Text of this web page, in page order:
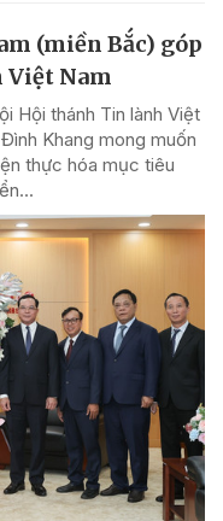
(miền Bắc) góp
Nam
Hội thánh Tin lành Việt
Khang mong muốn
thực hóa mục tiêu